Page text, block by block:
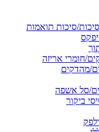
סיכות תואמות
חומרי אריזה
מהדקים
סל אשפה
ביקור